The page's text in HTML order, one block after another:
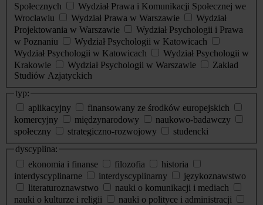
Społecznych
Wydział Prawa i Komunikacji Społecznej we
Wrocławiu
Wydział Prawa w Warszawie
Wydział
Projektowania w Warszawie
Wydział Psychologii i Prawa
w Poznaniu
Wydział Psychologii w Katowicach
Wydział Psychologii w Katowicach
Wydział Psychologii w
Krakowie
Wydział Psychologii w Warszawie
Zakład
Studiów Azjatyckich
typ:
aplikacyjny
finansowany ze środków europejskich
komercyjny
międzynarodowy
naukowo-badawczy
społeczny
strategiczno-rozwojowy
studencki
dyscyplina:
ekonomia i finanse
filozofia
historia
interdyscyplinarne
interdyscyplinarny
językoznawstwo
literaturoznawstwo
nauki o komunikacji i mediach
nauki o kulturze i religii
nauki o polityce i administracji